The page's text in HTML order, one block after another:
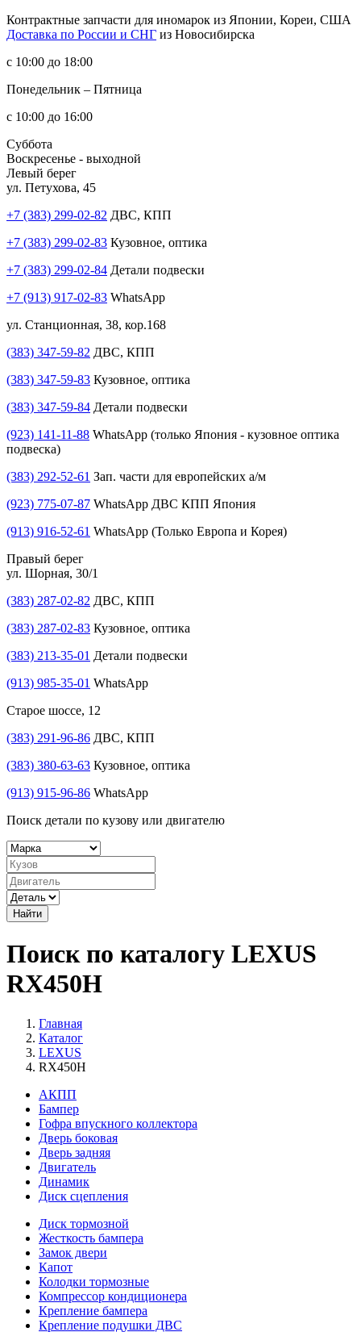
Контрактные запчасти для иномарок из Японии, Кореи, США
Доставка по России и СНГ из Новосибирска
с 10:00 до 18:00
Понедельник – Пятница
с 10:00 до 16:00
Суббота
Воскресенье - выходной
Левый берег
ул. Петухова, 45
+7 (383) 299-02-82 ДВС, КПП
+7 (383) 299-02-83 Кузовное, оптика
+7 (383) 299-02-84 Детали подвески
+7 (913) 917-02-83 WhatsApp
ул. Станционная, 38, кор.168
(383) 347-59-82 ДВС, КПП
(383) 347-59-83 Кузовное, оптика
(383) 347-59-84 Детали подвески
(923) 141-11-88 WhatsApp (только Япония - кузовное оптика
подвеска)
(383) 292-52-61 Зап. части для европейских а/м
(923) 775-07-87 WhatsApp ДВС КПП Япония
(913) 916-52-61 WhatsApp (Только Европа и Корея)
Правый берег
ул. Шорная, 30/1
(383) 287-02-82 ДВС, КПП
(383) 287-02-83 Кузовное, оптика
(383) 213-35-01 Детали подвески
(913) 985-35-01 WhatsApp
Старое шоссе, 12
(383) 291-96-86 ДВС, КПП
(383) 380-63-63 Кузовное, оптика
(913) 915-96-86 WhatsApp
Поиск детали по кузову или двигателю
Найти
Поиск по каталогу LEXUS
RX450H
Главная
Каталог
LEXUS
RX450H
АКПП
Бампер
Гофра впускного коллектора
Дверь боковая
Дверь задняя
Двигатель
Динамик
Диск сцепления
Диск тормозной
Жесткость бампера
Замок двери
Капот
Колодки тормозные
Компрессор кондиционера
Крепление бампера
Крепление подушки ДВС